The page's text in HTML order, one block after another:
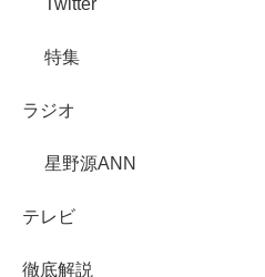
特集
ラジオ
星野源ANN
テレビ
徹底解説